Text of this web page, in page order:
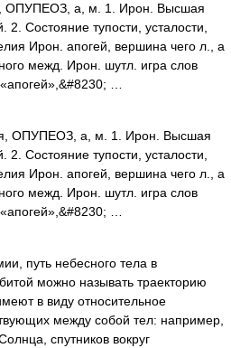
а, м. 1. Ирон. Высшая
2. Состояние тупости, усталости,
Ирон. апогей, вершина чего л., а
межд. Ирон. шутл. игра слов
…
ОПУПЕОЗ, а, м. 1. Ирон. Высшая
2. Состояние тупости, усталости,
Ирон. апогей, вершина чего л., а
межд. Ирон. шутл. игра слов
…
путь небесного тела в
можно называть траекторию
в виду относительное
между собой тел: например,
спутников вокруг